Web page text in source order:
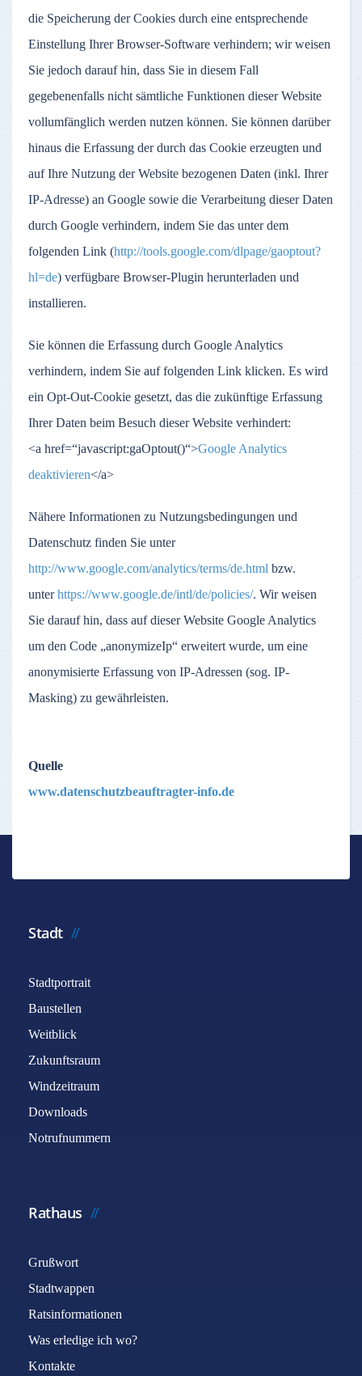
die Speicherung der Cookies durch eine entsprechende
Einstellung Ihrer Browser-Software verhindern; wir weisen
Sie jedoch darauf hin, dass Sie in diesem Fall
gegebenenfalls nicht sämtliche Funktionen dieser Website
vollumfänglich werden nutzen können. Sie können darüber
hinaus die Erfassung der durch das Cookie erzeugten und
auf Ihre Nutzung der Website bezogenen Daten (inkl. Ihrer
IP-Adresse) an Google sowie die Verarbeitung dieser Daten
durch Google verhindern, indem Sie das unter dem
folgenden Link (http://tools.google.com/dlpage/gaoptout?
hl=de) verfügbare Browser-Plugin herunterladen und
installieren.
Sie können die Erfassung durch Google Analytics
verhindern, indem Sie auf folgenden Link klicken. Es wird
ein Opt-Out-Cookie gesetzt, das die zukünftige Erfassung
Ihrer Daten beim Besuch dieser Website verhindert:
<a href=“javascript:gaOptout()“>Google Analytics
deaktivieren</a>
Nähere Informationen zu Nutzungsbedingungen und
Datenschutz finden Sie unter
http://www.google.com/analytics/terms/de.html bzw.
unterhttps://www.google.de/intl/de/policies/. Wir weisen
Sie darauf hin, dass auf dieser Website Google Analytics
um den Code „anonymizeIp“ erweitert wurde, um eine
anonymisierte Erfassung von IP-Adressen (sog. IP-
Masking) zu gewährleisten.
Quelle
www.datenschutzbeauftragter-info.de
Stadt
Stadtportrait
Baustellen
Weitblick
Zukunftsraum
Windzeitraum
Downloads
Notrufnummern
Rathaus
Grußwort
Stadtwappen
Ratsinformationen
Was erledige ich wo?
Kontakte